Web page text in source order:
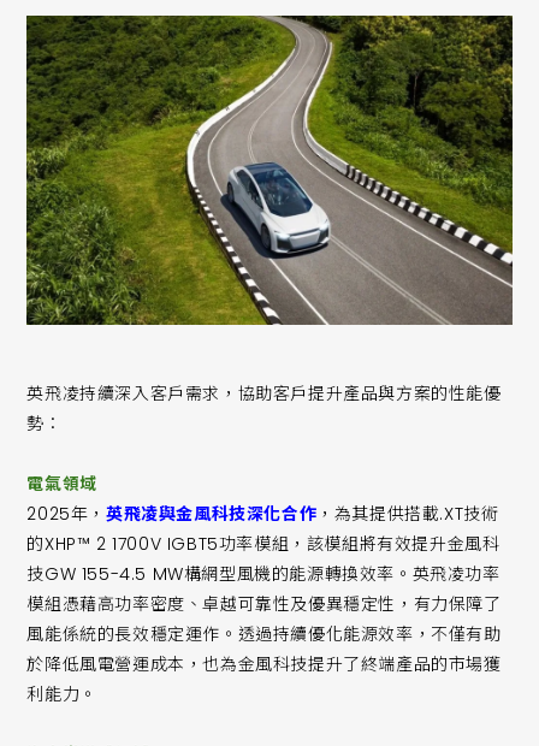
英飛凌持續深入客戶需求，協助客戶提升產品與方案的性能優
勢：
電氣領域
2025年，英飛凌與金風科技深化合作 ，為其提供搭載.XT技術
的XHP™ 2 1700V IGBT5功率模組，該模組將有效提升金風科
技GW 155-4.5 MW構網型風機的能源轉換效率。英飛凌功率
模組憑藉高功率密度、卓越可靠性及優異穩定性，有力保障了
風能係統的長效穩定運作。透過持續優化能源效率，不僅有助
於降低風電營運成本，也為金風科技提升了終端產品的市場獲
利能力。